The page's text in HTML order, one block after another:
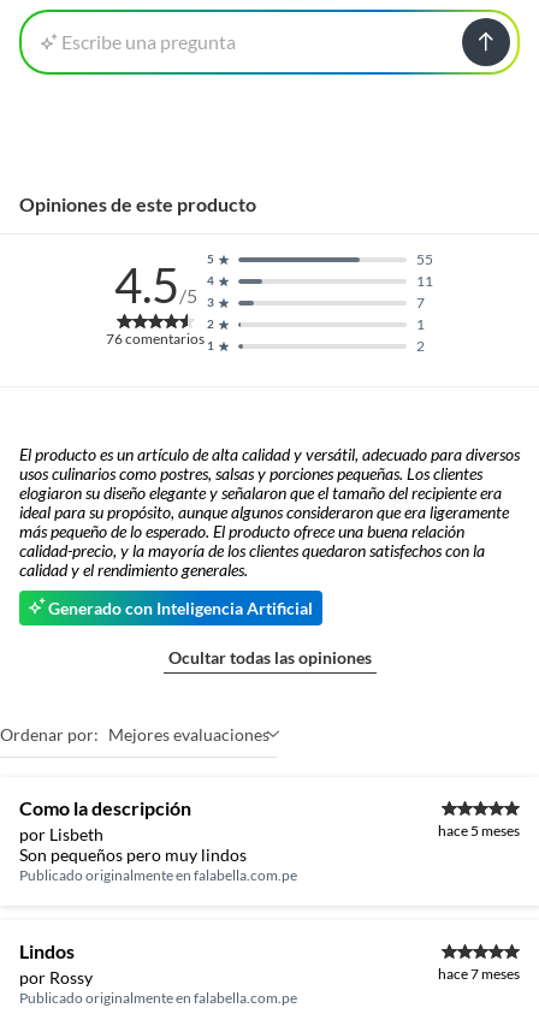
Escribe una pregunta
Opiniones de este producto
4.5/5
76comentarios 1 2
2 1
3 7
4 11
5 55
El producto es un artículo de alta calidad y versátil, adecuado para diversos
usos culinarios como postres, salsas y porciones pequeñas. Los clientes
elogiaron su diseño elegante y señalaron que el tamaño del recipiente era
ideal para su propósito, aunque algunos consideraron que era ligeramente
más pequeño de lo esperado. El producto ofrece una buena relación
calidad-precio, y la mayoría de los clientes quedaron satisfechos con la
calidad y el rendimiento generales.
Generado con Inteligencia Artificial
Ocultar todas las opiniones
Ordenar por: Mejores evaluaciones
Como la descripción
por Lisbeth hace 5 meses
Son pequeños pero muy lindos
Publicado originalmente en falabella.com.pe
Lindos
por Rossy
hace 7 meses
Publicado originalmente en falabella.com.pe